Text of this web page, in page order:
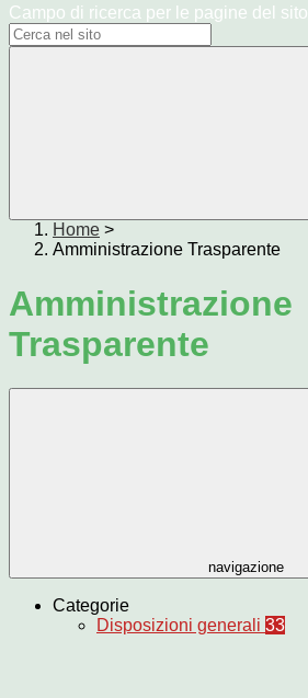
Campo di ricerca per le pagine del sito
Home >
Amministrazione Trasparente
Amministrazione
Trasparente
navigazione
Categorie
Disposizioni generali 33